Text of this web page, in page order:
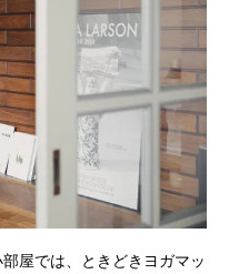
屋では、ときどきヨガマッ